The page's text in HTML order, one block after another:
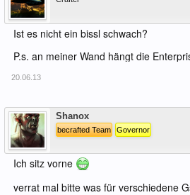
Ist es nicht ein bissl schwach?
P.s. an meiner Wand hängt die
20.06.13
Shanox
becrafted Team Governor
Ich sitz vorne
verrat mal bitte was für verschiedene